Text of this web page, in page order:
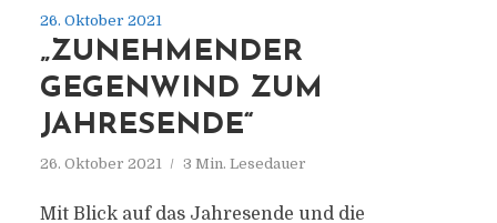
26. Oktober 2021
„ZUNEHMENDER
GEGENWIND ZUM
JAHRESENDE“
26. Oktober 2021 3 Min. Lesedauer
Mit Blick auf das Jahresende und die